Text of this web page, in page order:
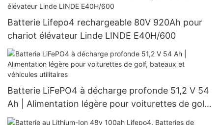
Batterie Lifepo4 rechargeable 80V 920Ah pour
chariot élévateur Linde LINDE E40H/600
Batterie LiFePO4 à décharge profonde 51,2 V 54
Ah | Alimentation légère pour voiturettes de golf,
bateaux et véhicules utilitaires